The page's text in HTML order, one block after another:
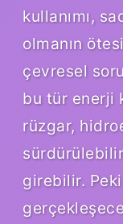
kullanımı,
olmanın
çevresel
bu tür enerji
rüzgar,
girebilir.